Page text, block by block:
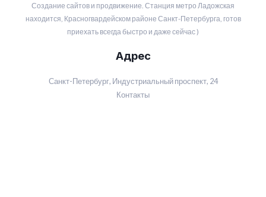
Создание сайтов и продвижение. Станция метро Ладожская
находится, Красногвардейском районе Санкт-Петербурга, готов
приехать всегда быстро и даже сейчас )
Адрес
Санкт-Петербург, Индустриальный проспект, 24
Контакты